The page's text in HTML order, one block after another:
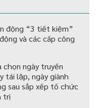
động “3 tiết kiệm”
và các cấp công
chọn ngày truyền
tái lập, ngày giành
sau sắp xếp tố chức
trị